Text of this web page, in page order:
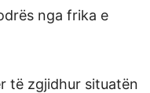
nga frika e
të zgjidhur situatën